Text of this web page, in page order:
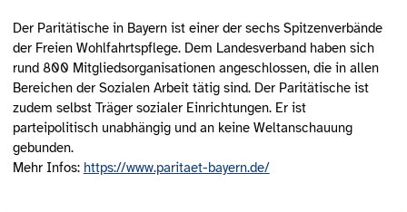
Der Paritätische in Bayern ist einer der sechs Spitzenverbände
der Freien Wohlfahrtspflege. Dem Landesverband haben sich
rund 800 Mitgliedsorganisationen angeschlossen, die in allen
Bereichen der Sozialen Arbeit tätig sind. Der Paritätische ist
zudem selbst Träger sozialer Einrichtungen. Er ist
parteipolitisch unabhängig und an keine Weltanschauung
gebunden.
Mehr Infos: https://www.paritaet-bayern.de/